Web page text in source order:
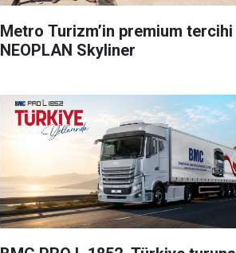
Metro Turizm’in premium tercihi
NEOPLAN Skyliner